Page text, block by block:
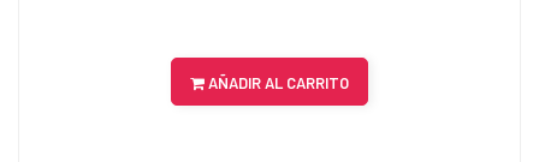
AÑADIR AL CARRITO